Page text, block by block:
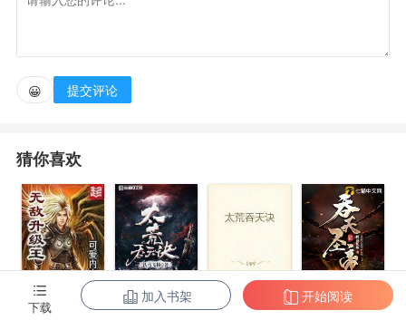
😀 提交评论
猜你喜欢
无敌升级王
柳无邪和徐凌
太荒吞天诀
吞天圣帝
下载
加入书架 开始阅读